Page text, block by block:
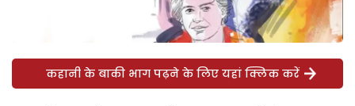
कहानी के बाकी भाग पढ़ने के लिए यहां क्लिक करें